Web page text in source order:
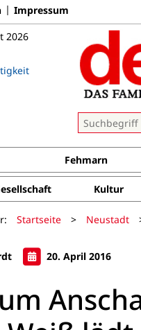
Impressum
2026
Fehmarn
Kultur
Startseite > Neustadt
20. April 2016